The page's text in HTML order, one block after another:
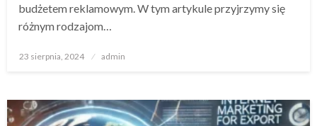
budżetem reklamowym. W tym artykule przyjrzymy się
różnym rodzajom…
Opublikowane
23 sierpnia, 2024 admin